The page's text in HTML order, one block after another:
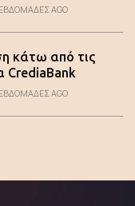
AGO
κάτω από τις
CrediaBank
AGO